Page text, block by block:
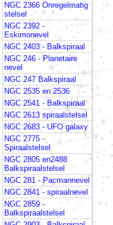
NGC 2366 Onregelmatig
stelsel
NGC 2392 -
Eskimonevel
NGC 2403 - Balkspiraal
NGC 246 - Planetaire
nevel
NGC 247 Balkspiraal
NGC 2535 en 2536
NGC 2541 - Balkspiraal
NGC 2613 spiraalstelsel
NGC 2683 - UFO galaxy
NGC 2775 -
Spiraalstelsel
NGC 2805 en2488
Balkspiraalstelsel
NGC 281 - Pacmannevel
NGC 2841 - spiraalnevel
NGC 2859 -
Balkspiraalstelsel